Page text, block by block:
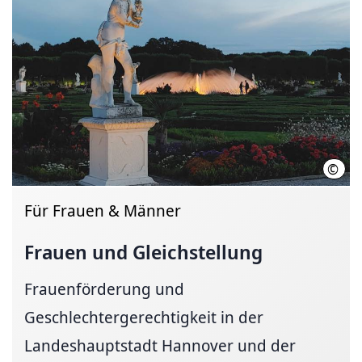
©
Für Frauen & Männer
Frauen und Gleichstellung
Frauenförderung und
Geschlechtergerechtigkeit in der
Landeshauptstadt Hannover und der